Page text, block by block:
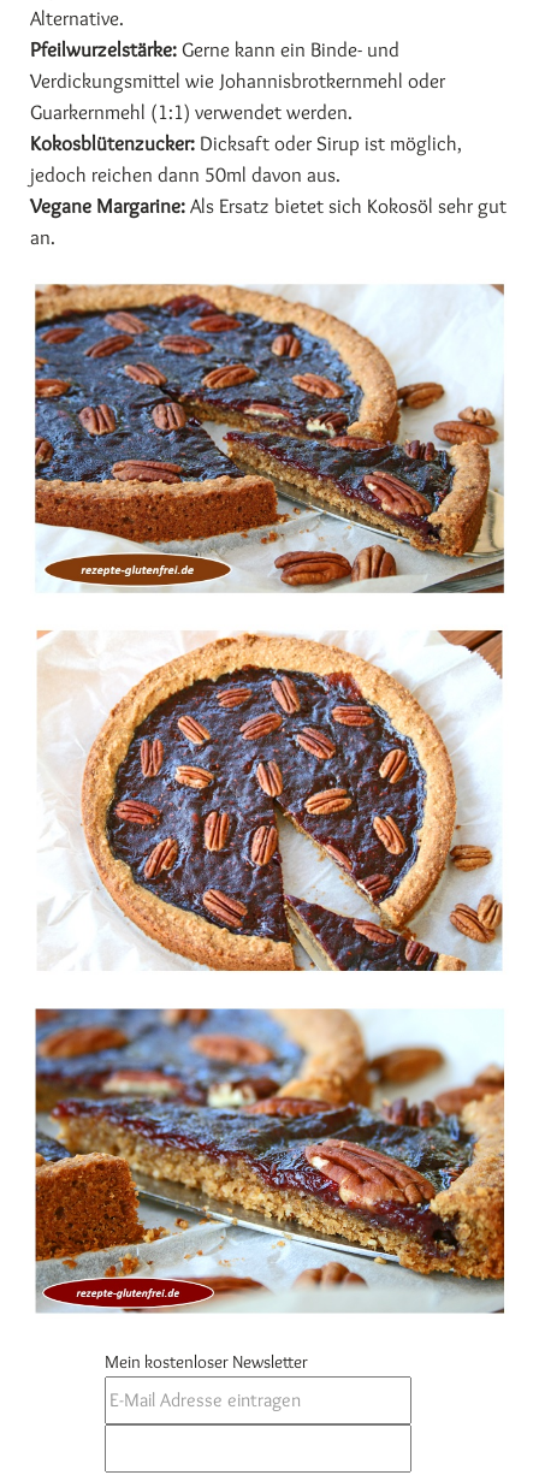
Alternative.
Pfeilwurzelstärke: Gerne kann ein Binde- und
Verdickungsmittel wie Johannisbrotkernmehl oder
Guarkernmehl (1:1) verwendet werden.
Kokosblütenzucker: Dicksaft oder Sirup ist möglich,
jedoch reichen dann 50ml davon aus.
Vegane Margarine: Als Ersatz bietet sich Kokosöl sehr gut
an.
Mein kostenloser Newsletter